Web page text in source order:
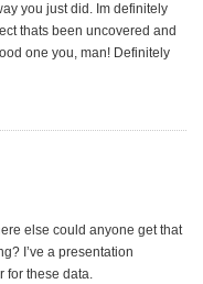
you just did. Im definitely
thats been uncovered and
one you, man! Definitely
else could anyone get that
I’ve a presentation
for these data.